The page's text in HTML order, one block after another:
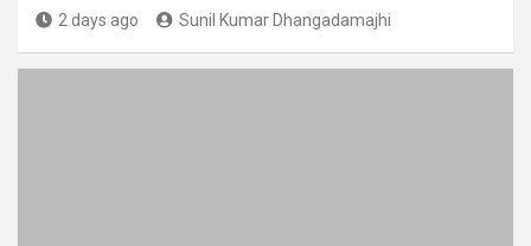
2 days ago Sunil Kumar Dhangadamajhi